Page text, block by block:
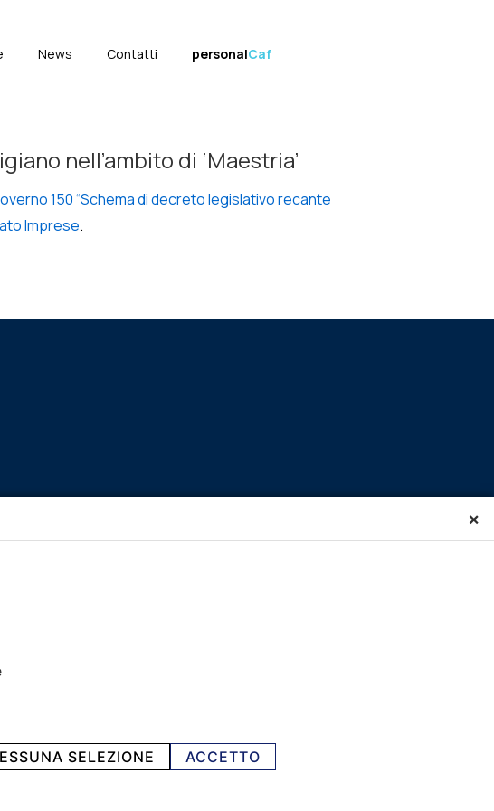
News Contatti personalCaf
nell’ambito di ‘Maestria’
150 “Schema di decreto legislativo recante
Imprese.
×
SELEZIONE ACCETTO